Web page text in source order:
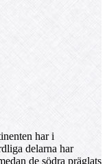
har i
delarna har
de södra präglats